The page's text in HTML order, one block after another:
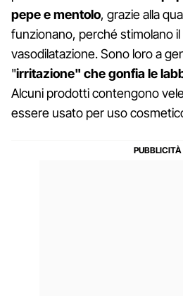
pepe e mentolo, grazie alla
funzionano, perché stimolano
vasodilatazione. Sono loro a
"irritazione" che gonfia le
Alcuni prodotti contengono
essere usato per uso